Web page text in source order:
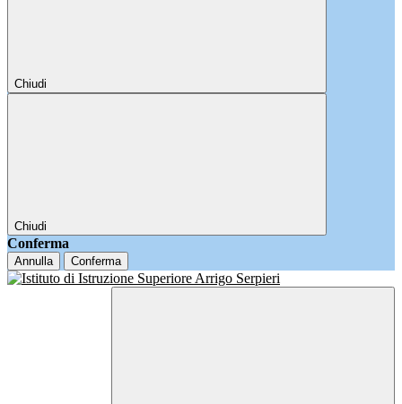
Chiudi
Chiudi
Conferma
Annulla Conferma